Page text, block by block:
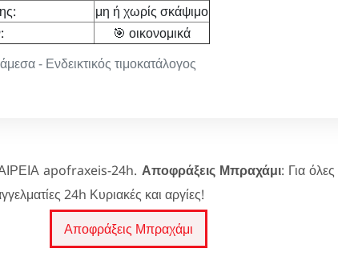
- Ενδεικτικός τιμοκατάλογος
μη ή χωρίς σκάψιμο
🎯 οικονομικά
apofraxeis-24h. Αποφράξεις Μπραχάμι: Για
24h Κυριακές και αργίες!
Αποφράξεις Μπραχάμι